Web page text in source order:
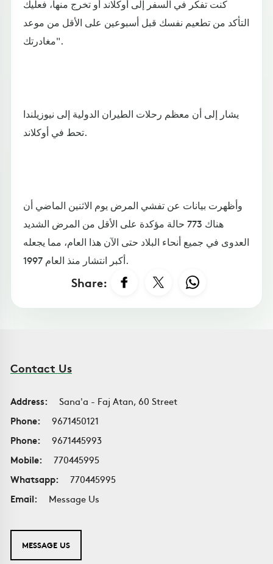
كنت تفكر في السفر إلى أوكلاند أو تخرج منها، فعليك
التأكد من تطعيم نفسك قبل أسبوعين على الأقل من موعد
مغادرتك".
يشار إلى أن معظم رحلات الطيران الدولية إلى نيوزيلندا
تحط في أوكلاند.
وأظهرت بيانات عن تفشي المرض يوم الاثنين الماضي أن
هناك 773 حالة مؤكدة على الأقل من المرض الشديد
العدوى في جميع أنحاء البلاد حتى الآن هذا العام، مما يجعله
أكبر انتشار منذ العام 1997.
Share:
Contact Us
Address:
Sana'a - Faj Atan, 60 Street
Phone:
9671450121
Phone:
9671445993
Mobile:
770445995
Whatsapp:
770445995
Email:
Message Us
MESSAGE US